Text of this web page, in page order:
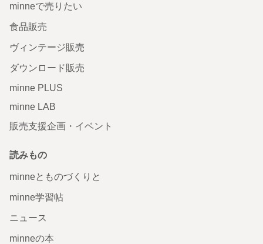
minneで売りたい
食品販売
ヴィンテージ販売
ダウンロード販売
minne PLUS
minne LAB
販売支援企画・イベント
読みもの
minneとものづくりと
minne学習帖
ニュース
minneの本